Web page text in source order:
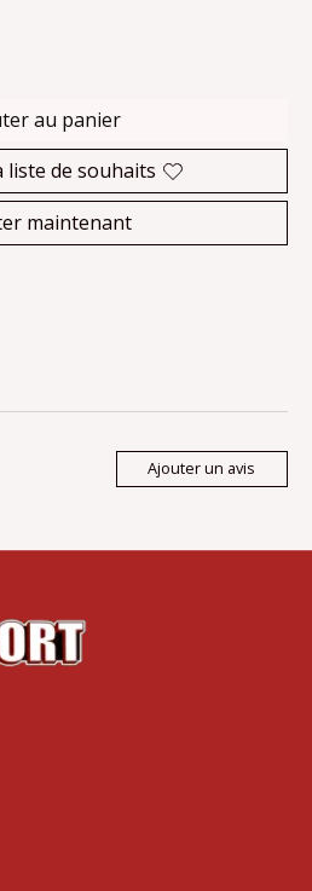
au panier
liste de souhaits
maintenant
Ajouter un avis